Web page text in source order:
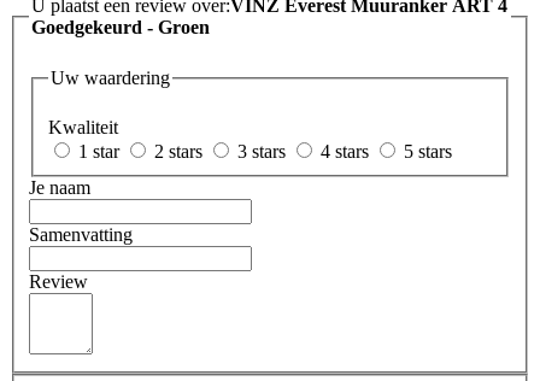
U plaatst een review over:VINZ Everest Muuranker ART 4
Goedgekeurd - Groen
Uw waardering
Kwaliteit
1 star
2 stars 3 stars 4 stars
5 stars
Je naam
Samenvatting
Review